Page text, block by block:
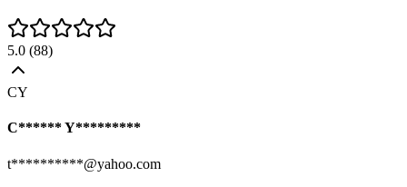
5.0 (88)
CY
C****** Y*********
t**********@yahoo.com